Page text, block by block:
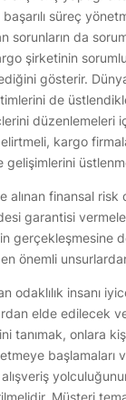
başarılı süreç
da
şirketinin
gösterir.
de
düzenlemeleri
kargo
gelişimlerini
alınan finansal
garantisi
gerçekleşmesine
önemli
odaklılık insanı
elde edilecek
tanımak, onlara
başlamaları